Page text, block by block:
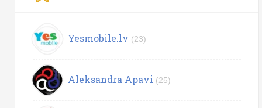
Yesmobile.lv (23)
Aleksandra Apavi (25)